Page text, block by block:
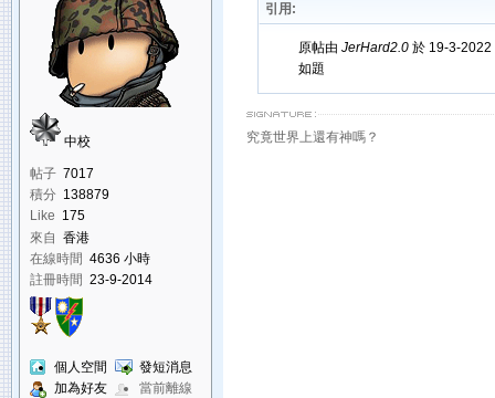
中校
帖子 7017
積分 138879
Like 175
來自 香港
在線時間 4636 小時
註冊時間 23-9-2014
個人空間
發短消息
加為好友
當前離線
引用:
原帖由 JerHard2.0於 19-3-2022
如題
究竟世界上還有神嗎？